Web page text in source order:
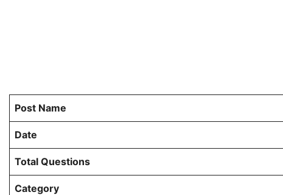
Post Name
Date
Total Questions
Category